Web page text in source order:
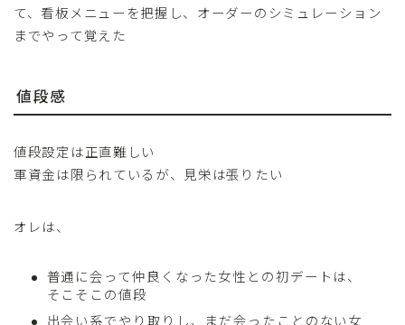
て、看板メニューを把握し、オーダーのシミュレーション
までやって覚えた
値段感
値段設定は正直難しい
軍資金は限られているが、見栄は張りたい
オレは、
普通に会って仲良くなった女性との初デートは、
そこそこの値段
出会い系でやり取りし、まだ会ったことのない女